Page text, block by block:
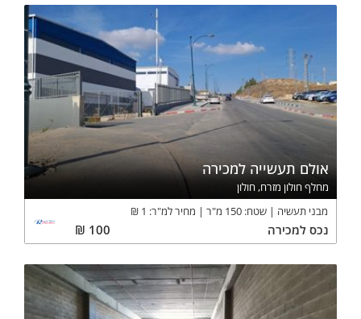
אולם תעשייה למכירה
מחלף חולון מזרח, חולון
מבני תעשיה
שטח: 150 מ"ר מחיר למ"ר: 1
₪
נכס למכירה 100
₪